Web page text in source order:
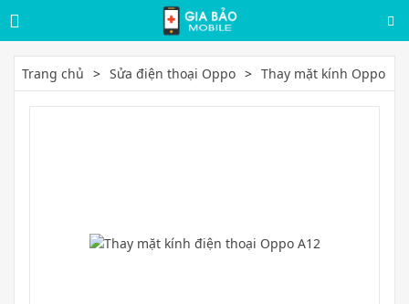
Trang chủ Sửa điện thoại Oppo Thay mặt kính Oppo